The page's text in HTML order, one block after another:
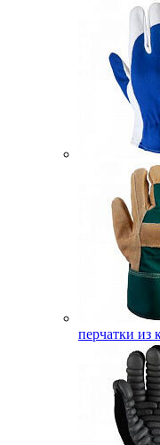
перчатки из